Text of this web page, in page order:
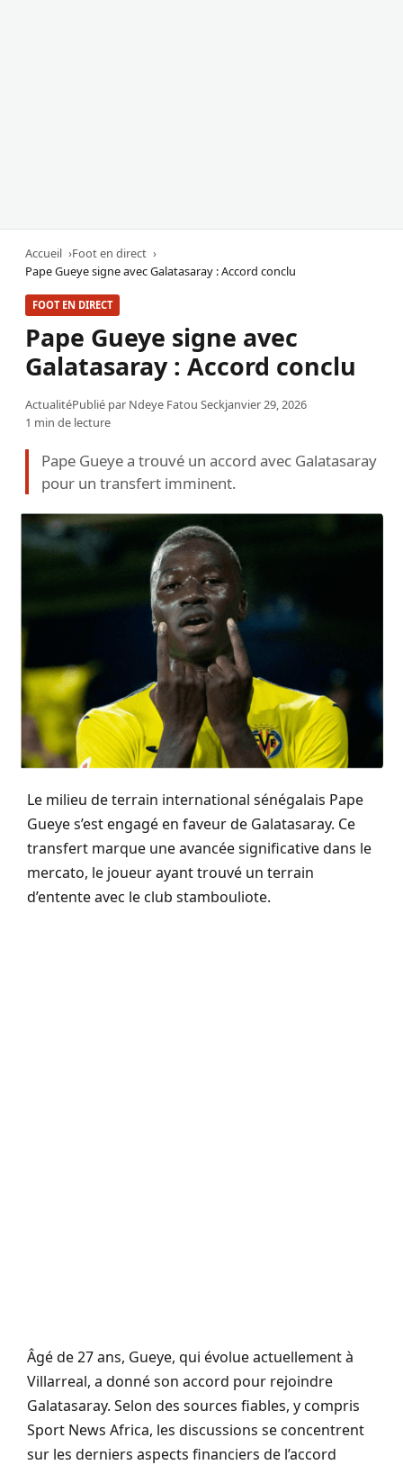
Accueil
Foot en direct
Pape Gueye signe avec Galatasaray : Accord conclu
FOOT EN DIRECT
Pape Gueye signe avec
Galatasaray : Accord conclu
ActualitéPublié par Ndeye Fatou Seckjanvier 29, 2026
1 min de lecture
Pape Gueye a trouvé un accord avec Galatasaray
pour un transfert imminent.
Le milieu de terrain international sénégalais Pape
Gueye s’est engagé en faveur de Galatasaray. Ce
transfert marque une avancée significative dans le
mercato, le joueur ayant trouvé un terrain
d’entente avec le club stambouliote.
Âgé de 27 ans, Gueye, qui évolue actuellement à
Villarreal, a donné son accord pour rejoindre
Galatasaray. Selon des sources fiables, y compris
Sport News Africa, les discussions se concentrent
sur les derniers aspects financiers de l’accord